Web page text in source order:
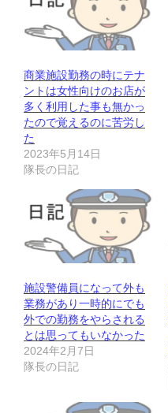
商業施設勤務の時にテナ
ントは女性向けのお店が
多く利用した事も無かっ
たので覚えるのに苦労し
た
2023年5月14日
隊長の日記
施設警備員になって外も
業務があり一時的にでも
外での勤務をやらされる
とは思ってもいなかった
2024年2月7日
隊長の日記